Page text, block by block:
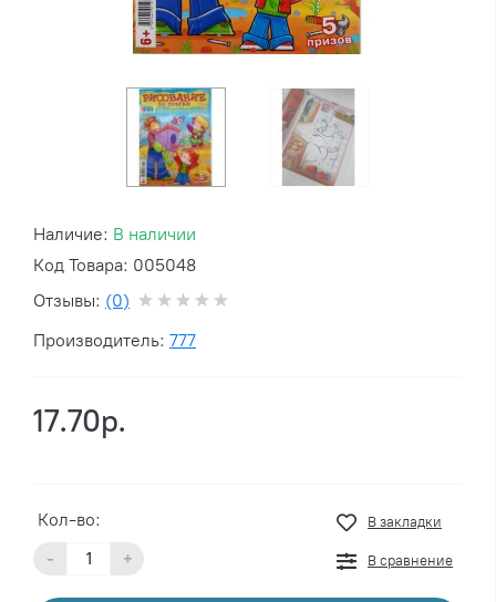
Наличие: В наличии
Код Товара: 005048
Отзывы: (0)
Производитель: 777
17.70р.
Кол-во:
- +
В закладки
В сравнение